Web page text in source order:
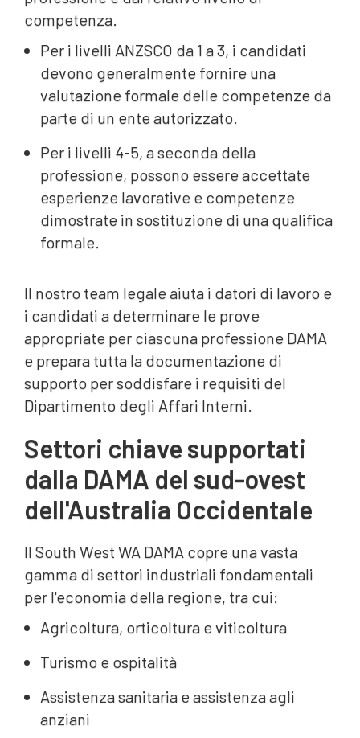
competenza.
Per i livelli ANZSCO da 1 a 3, i candidati
devono generalmente fornire una
valutazione formale delle competenze da
parte di un ente autorizzato.
Per i livelli 4-5, a seconda della
professione, possono essere accettate
esperienze lavorative e competenze
dimostrate in sostituzione di una qualifica
formale.
Il nostro team legale aiuta i datori di lavoro e
i candidati a determinare le prove
appropriate per ciascuna professione DAMA
e prepara tutta la documentazione di
supporto per soddisfare i requisiti del
Dipartimento degli Affari Interni.
Settori chiave supportati
dalla DAMA del sud-ovest
dell'Australia Occidentale
Il South West WA DAMA copre una vasta
gamma di settori industriali fondamentali
per l'economia della regione, tra cui:
Agricoltura, orticoltura e viticoltura
Turismo e ospitalità
Assistenza sanitaria e assistenza agli
anziani